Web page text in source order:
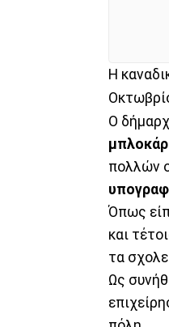
Η
Ο
πολλών
Όπως
και
τα
Ως